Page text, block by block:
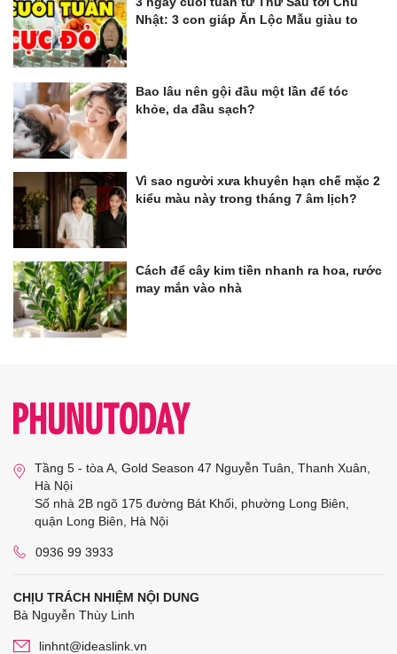
Nhật: 3 con giáp Ăn Lộc Mẫu giàu to
Bao lâu nên gội đầu một lần để tóc
khỏe, da đầu sạch?
Vì sao người xưa khuyên hạn chế mặc 2
kiểu màu này trong tháng 7 âm lịch?
Cách để cây kim tiền nhanh ra hoa, rước
may mắn vào nhà
Tầng 5 - tòa A, Gold Season 47 Nguyễn Tuân, Thanh Xuân,
Hà Nội
Số nhà 2B ngõ 175 đường Bát Khối, phường Long Biên,
quận Long Biên, Hà Nội
0936 99 3933
CHỊU TRÁCH NHIỆM NỘI DUNG
Bà Nguyễn Thùy Linh
linhnt@ideaslink.vn